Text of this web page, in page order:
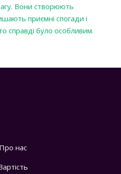
Вони створюють
приємні спогади і
справді було особливим.
Про нас